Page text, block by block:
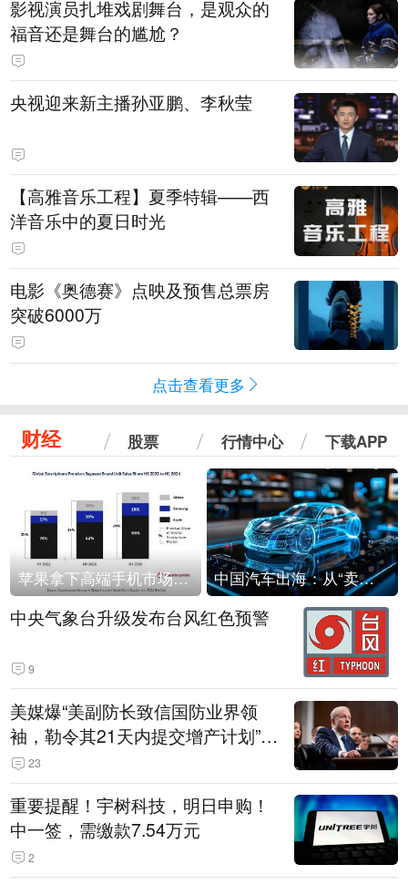
影视演员扎堆戏剧舞台，是观众的
福音还是舞台的尴尬？
央视迎来新主播孙亚鹏、李秋莹
【高雅音乐工程】夏季特辑——西
洋音乐中的夏日时光
电影《奥德赛》点映及预售总票房
突破6000万
点击查看更多
财经 股票 行情中心 下载APP
苹果拿下高端手机市场65%的份额：iPhone 17系列功不可没 中国汽车出海：从“卖出去”到“走进去”
中央气象台升级发布台风红色预警
9
美媒爆“美副防长致信国防业界领
袖，勒令其21天内提交增产计划”，
五角大楼回应
23
重要提醒！宇树科技，明日申购！
中一签，需缴款7.54万元
2